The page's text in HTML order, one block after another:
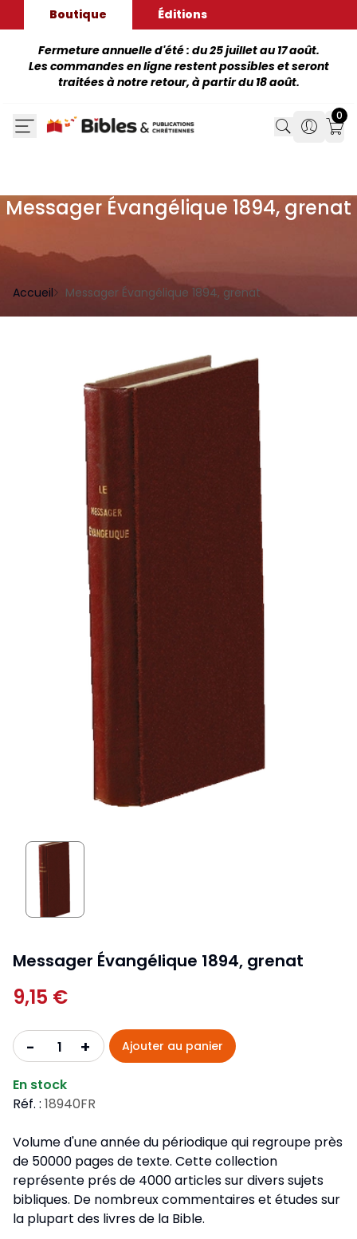
Boutique Éditions
Fermeture annuelle d'été : du 25 juillet au 17 août.
Les commandes en ligne restent possibles et seront
traitées à notre retour, à partir du 18 août.
Search
Search
0
Messager Évangélique 1894, grenat
Accueil Messager Évangélique 1894, grenat
Messager Évangélique 1894, grenat
9,15 €
- + Ajouter au panier
En stock
Réf. : 18940FR
Volume d'une année du périodique qui regroupe près
de 50000 pages de texte. Cette collection
représente prés de 4000 articles sur divers sujets
bibliques. De nombreux commentaires et études sur
la plupart des livres de la Bible.